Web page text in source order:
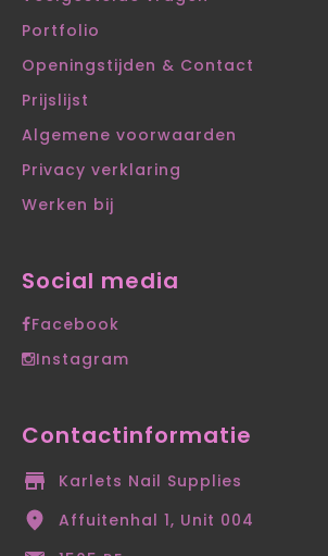
Portfolio
Openingstijden & Contact
Prijslijst
Algemene voorwaarden
Privacy verklaring
Werken bij
Social media
Facebook
Instagram
Contactinformatie
Karlets Nail Supplies
Affuitenhal 1, Unit 004